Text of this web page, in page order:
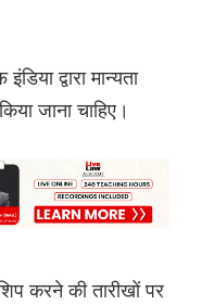
द्वारा मान्यता
जाना चाहिए।
करने की तारीखों पर